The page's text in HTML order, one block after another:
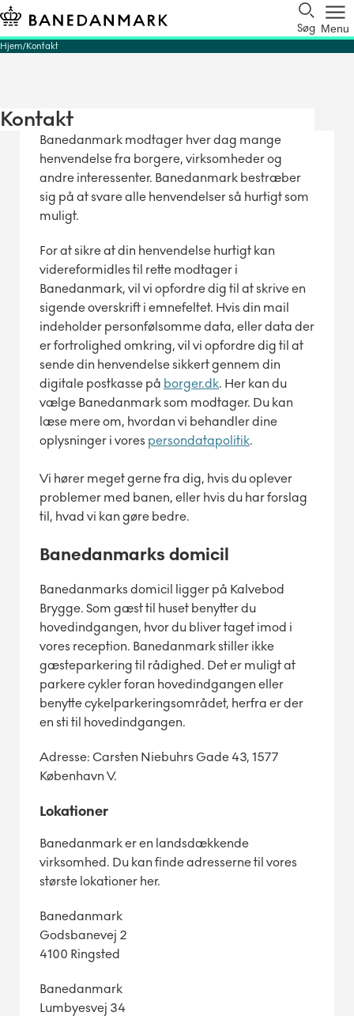
Søg Menu
Hjem Kontakt
Kontakt
Banedanmark modtager hver dag mange
henvendelse fra borgere, virksomheder og
andre interessenter. Banedanmark bestræber
sig på at svare alle henvendelser så hurtigt som
muligt.
For at sikre at din henvendelse hurtigt kan
videreformidles til rette modtager i
Banedanmark, vil vi opfordre dig til at skrive en
sigende overskrift i emnefeltet. Hvis din mail
indeholder personfølsomme data, eller data der
er fortrolighed omkring, vil vi opfordre dig til at
sende din henvendelse sikkert gennem din
digitale postkasse på borger.dk. Her kan du
vælge Banedanmark som modtager. Du kan
læse mere om, hvordan vi behandler dine
oplysninger i vores persondatapolitik.
Vi hører meget gerne fra dig, hvis du oplever
problemer med banen, eller hvis du har forslag
til, hvad vi kan gøre bedre.
Banedanmarks domicil
Banedanmarks domicil ligger på Kalvebod
Brygge. Som gæst til huset benytter du
hovedindgangen, hvor du bliver taget imod i
vores reception. Banedanmark stiller ikke
gæsteparkering til rådighed. Det er muligt at
parkere cykler foran hovedindgangen eller
benytte cykelparkeringsområdet, herfra er der
en sti til hovedindgangen.
Adresse: Carsten Niebuhrs Gade 43, 1577
København V.
Lokationer
Banedanmark er en landsdækkende
virksomhed. Du kan finde adresserne til vores
største lokationer her.
Banedanmark
Godsbanevej 2
4100 Ringsted
Banedanmark
Lumbyesvej 34